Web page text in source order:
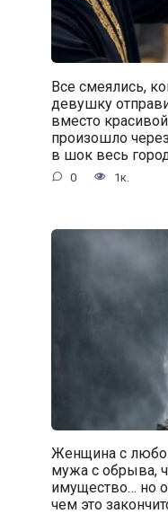
Все смеялись,
девушку
вместо
произошло
в шок весь
0 1к.
Женщина с
мужа с обрыва,
имущество… но
чем это